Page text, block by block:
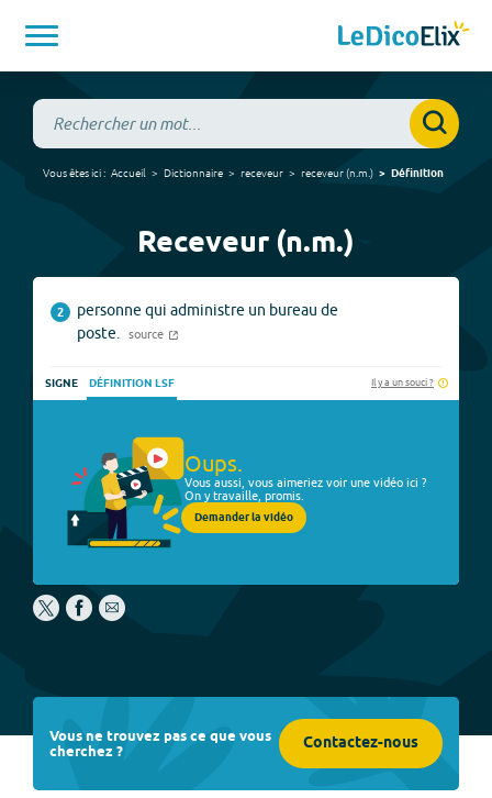
Vous êtes ici : Accueil Dictionnaire receveur receveur(n.m. ) Définition
Receveur (n.m.)
2
personne qui administre un bureau de
poste.
source
SIGNE DÉFINITION LSF Il y a un souci ?
Oups.
Vous aussi, vous aimeriez voir une vidéo ici ?
On y travaille, promis.
Demander la vidéo
Vous ne trouvez pas ce que vous
cherchez ? Contactez-nous